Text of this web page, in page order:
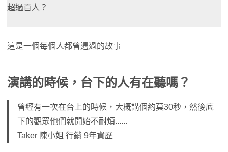
超過百人？
這是一個每個人都曾遇過的故事
演講的時候，台下的人有在聽嗎？
曾經有一次在台上的時候，大概講個約莫30秒，然後底
下的觀眾他們就開始不耐煩......
Taker 陳小姐 行銷 9年資歷